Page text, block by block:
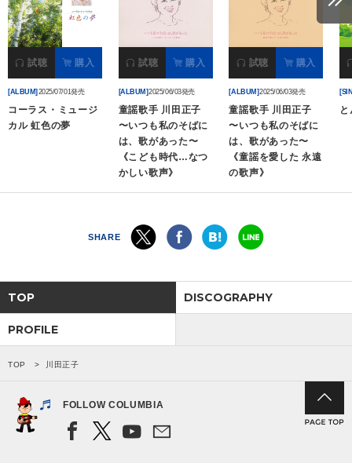
ランキング
直営ショップ
サイトマップ
閉じる
試聴 購入
[ALBUM] 2025/07/01発売
コーラス・ミュージ
カル 虹色の夢
試聴 購入
[ALBUM]2025/06/03発売
童謡歌手 川田正子
〜いつも私のそばに
は、歌があった〜
《こども時代…なつ
かしい歌声》
試聴 購入
[ALBUM]2025/06/03発売
童謡歌手 川田正子
〜いつも私のそばに
は、歌があった〜
《童謡を愛した 永遠
の歌声》
SHARE
TOP DISCOGRAPHY
PROFILE
TOP 川田正子
FOLLOW COLUMBIA